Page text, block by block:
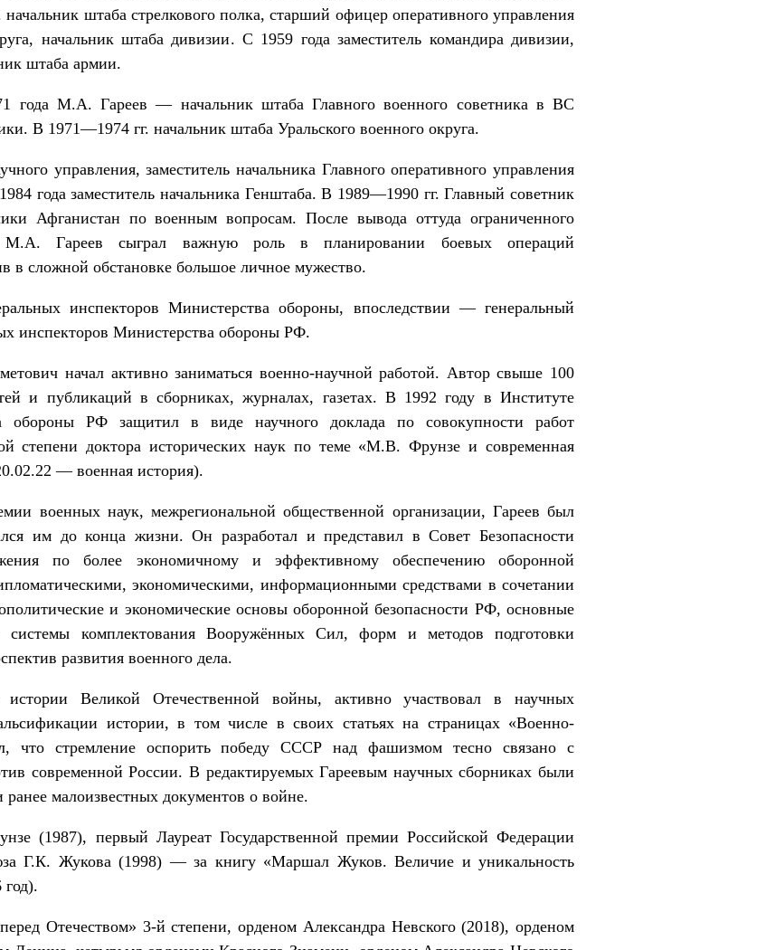
штаба стрелкового полка, старший офицер оперативного управления
начальник штаба дивизии. С 1959 года заместитель командира дивизии,
штаба армии.
года М.А. Гареев — начальник штаба Главного военного советника в ВС
В 1971—1974 гг. начальник штаба Уральского военного округа.
управления, заместитель начальника Главного оперативного управления
года заместитель начальника Генштаба. В 1989—1990 гг. Главный советник
Афганистан по военным вопросам. После вывода оттуда ограниченного
М.А. Гареев сыграл важную роль в планировании боевых операций
в сложной обстановке большое личное мужество.
инспекторов Министерства обороны, впоследствии — генеральный
инспекторов Министерства обороны РФ.
начал активно заниматься военно-научной работой. Автор свыше 100
и публикаций в сборниках, журналах, газетах. В 1992 году в Институте
обороны РФ защитил в виде научного доклада по совокупности работ
степени доктора исторических наук по теме «М.В. Фрунзе и современная
— военная история).
военных наук, межрегиональной общественной организации, Гареев был
им до конца жизни. Он разработал и представил в Совет Безопасности
по более экономичному и эффективному обеспечению оборонной
экономическими, информационными средствами в сочетании
и экономические основы оборонной безопасности РФ, основные
системы комплектования Вооружённых Сил, форм и методов подготовки
развития военного дела.
истории Великой Отечественной войны, активно участвовал в научных
истории, в том числе в своих статьях на страницах «Военно-
что стремление оспорить победу СССР над фашизмом тесно связано с
современной России. В редактируемых Гареевым научных сборниках были
малоизвестных документов о войне.
(1987), первый Лауреат Государственной премии Российской Федерации
Г.К. Жукова (1998) — за книгу «Маршал Жуков. Величие и уникальность
год).
Отечеством» 3-й степени, орденом Александра Невского (2018), орденом